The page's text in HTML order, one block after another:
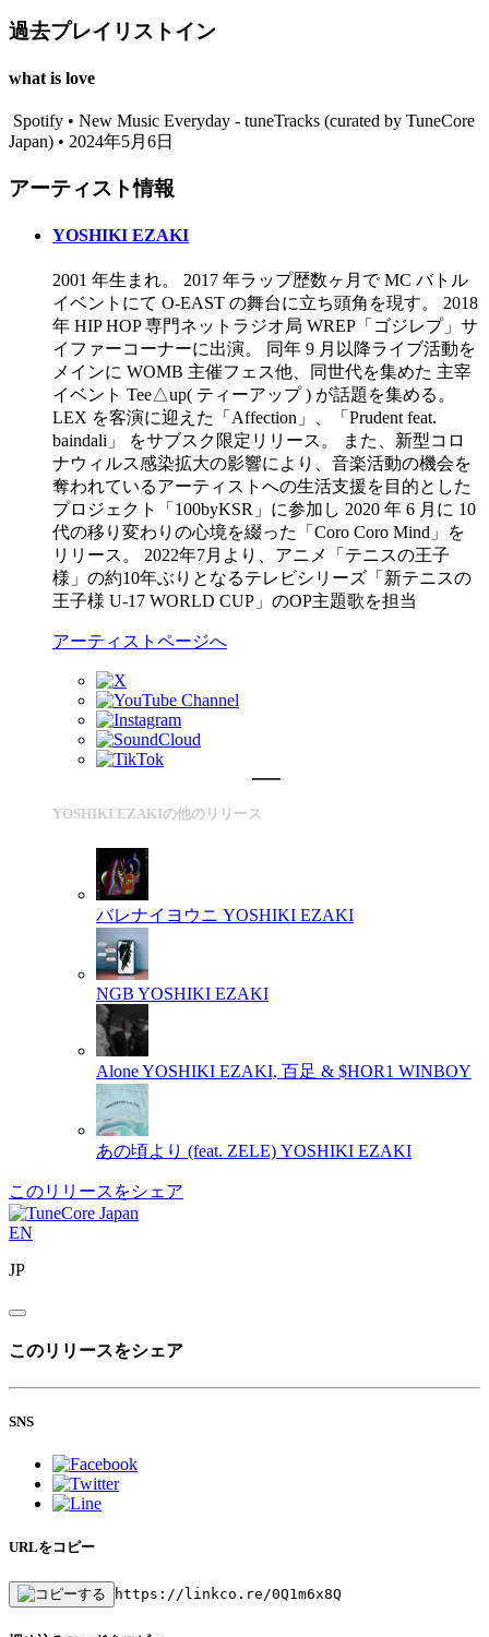
過去プレイリストイン
what is love
Spotify • New Music Everyday - tuneTracks (curated by TuneCore
Japan) • 2024年5月6日
アーティスト情報
YOSHIKI EZAKI
2001 年生まれ。 2017 年ラップ歴数ヶ月で MC バトル
イベントにて O-EAST の舞台に立ち頭角を現す。 2018
年 HIP HOP 専門ネットラジオ局 WREP「ゴジレプ」サ
イファーコーナーに出演。 同年 9 月以降ライブ活動を
メインに WOMB 主催フェス他、同世代を集めた 主宰
イベント Tee△up( ティーアップ ) が話題を集める。
LEX を客演に迎えた「Affection」、「Prudent feat.
baindali」 をサブスク限定リリース。 また、新型コロ
ナウィルス感染拡大の影響により、音楽活動の機会を
奪われているアーティストへの生活支援を目的とした
プロジェクト「100byKSR」に参加し 2020 年 6 月に 10
代の移り変わりの心境を綴った「Coro Coro Mind」を
リリース。 2022年7月より、アニメ「テニスの王子
様」の約10年ぶりとなるテレビシリーズ「新テニスの
王子様 U-17 WORLD CUP」のOP主題歌を担当
アーティストページへ
YOSHIKI EZAKIの他のリリース
バレナイヨウニ YOSHIKI EZAKI
NGB YOSHIKI EZAKI
AloneYOSHIKI EZAKI, 百足 & $HOR1 WINBOY
あの頃より (feat. ZELE) YOSHIKI EZAKI
このリリースをシェア
EN
JP
このリリースをシェア
SNS
URLをコピー
https://linkco.re/0Q1m6x8Q